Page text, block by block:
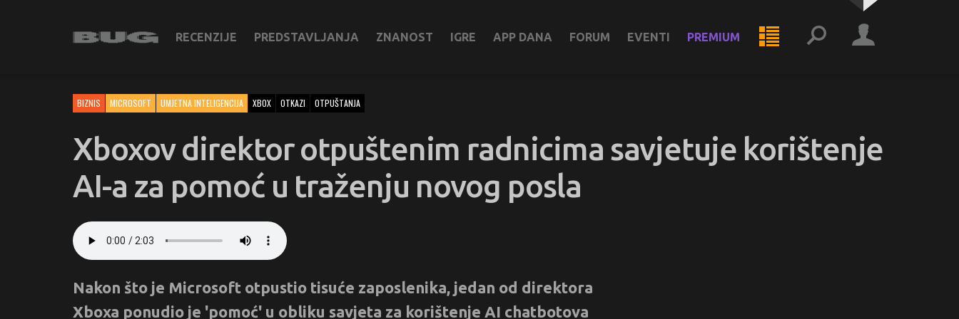
RECENZIJE PREDSTAVLJANJA ZNANOST IGRE APP DANA FORUM EVENTI PREMIUM
BIZNIS MICROSOFT UMJETNA INTELIGENCIJA XBOX OTKAZI OTPUŠTANJA
Xboxov direktor otpuštenim radnicima savjetuje korištenje
AI-a za pomoć u traženju novog posla
Nakon što je Microsoft otpustio tisuće zaposlenika, jedan od direktora
Xboxa ponudio je 'pomoć' u obliku savjeta za korištenje AI chatbotova